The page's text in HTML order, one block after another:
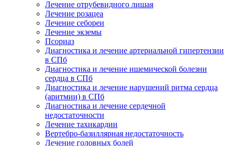
Лечение отрубевидного лишая
Лечение розацеа
Лечение себореи
Лечение экземы
Псориаз
Диагностика и лечение артериальной гипертензии
в СПб
Диагностика и лечение ишемической болезни
сердца в СПб
Диагностика и лечение нарушений ритма сердца
(аритмии) в СПб
Диагностика и лечение сердечной
недостаточности
Лечение тахикардии
Вертебро-базиллярная недостаточность
Лечение головных болей